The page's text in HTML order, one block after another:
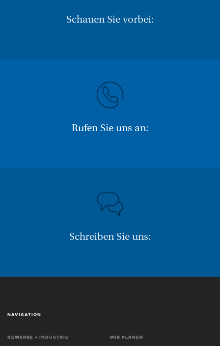
Schauen Sie vorbei:
Rufen Sie uns an:
Schreiben Sie uns:
NAVIGATION
GEWERBE + INDUSTRIE WIR PLANEN